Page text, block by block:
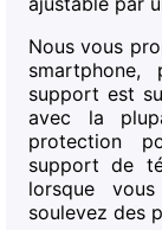
Nous vous
support est
avec la
protection
support de
lorsque
soulevez des